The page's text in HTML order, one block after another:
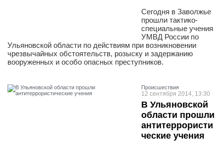
Сегодня в Заволжье
прошли тактико-
специальные учения
УМВД России по
Ульяновской области по действиям при возникновении
чрезвычайных обстоятельств, розыску и задержанию
вооруженных и особо опасных преступников.
Проиcшествия
12 сентября 2014, 13:30
В Ульяновской
области прошли
антитеррористи
ческие учения